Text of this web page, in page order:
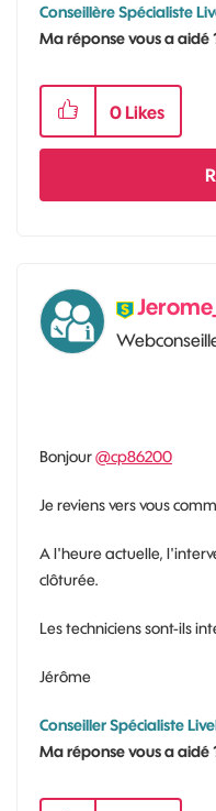
Conseillère Spécialiste
Ma réponse vous a aidé
0 Likes
Bonjour@cp86200
Je reviens vers vous
A l'heure actuelle,
clôturée.
Les techniciens sont-ils
Jérôme
Conseiller Spécialiste
Ma réponse vous a aidé